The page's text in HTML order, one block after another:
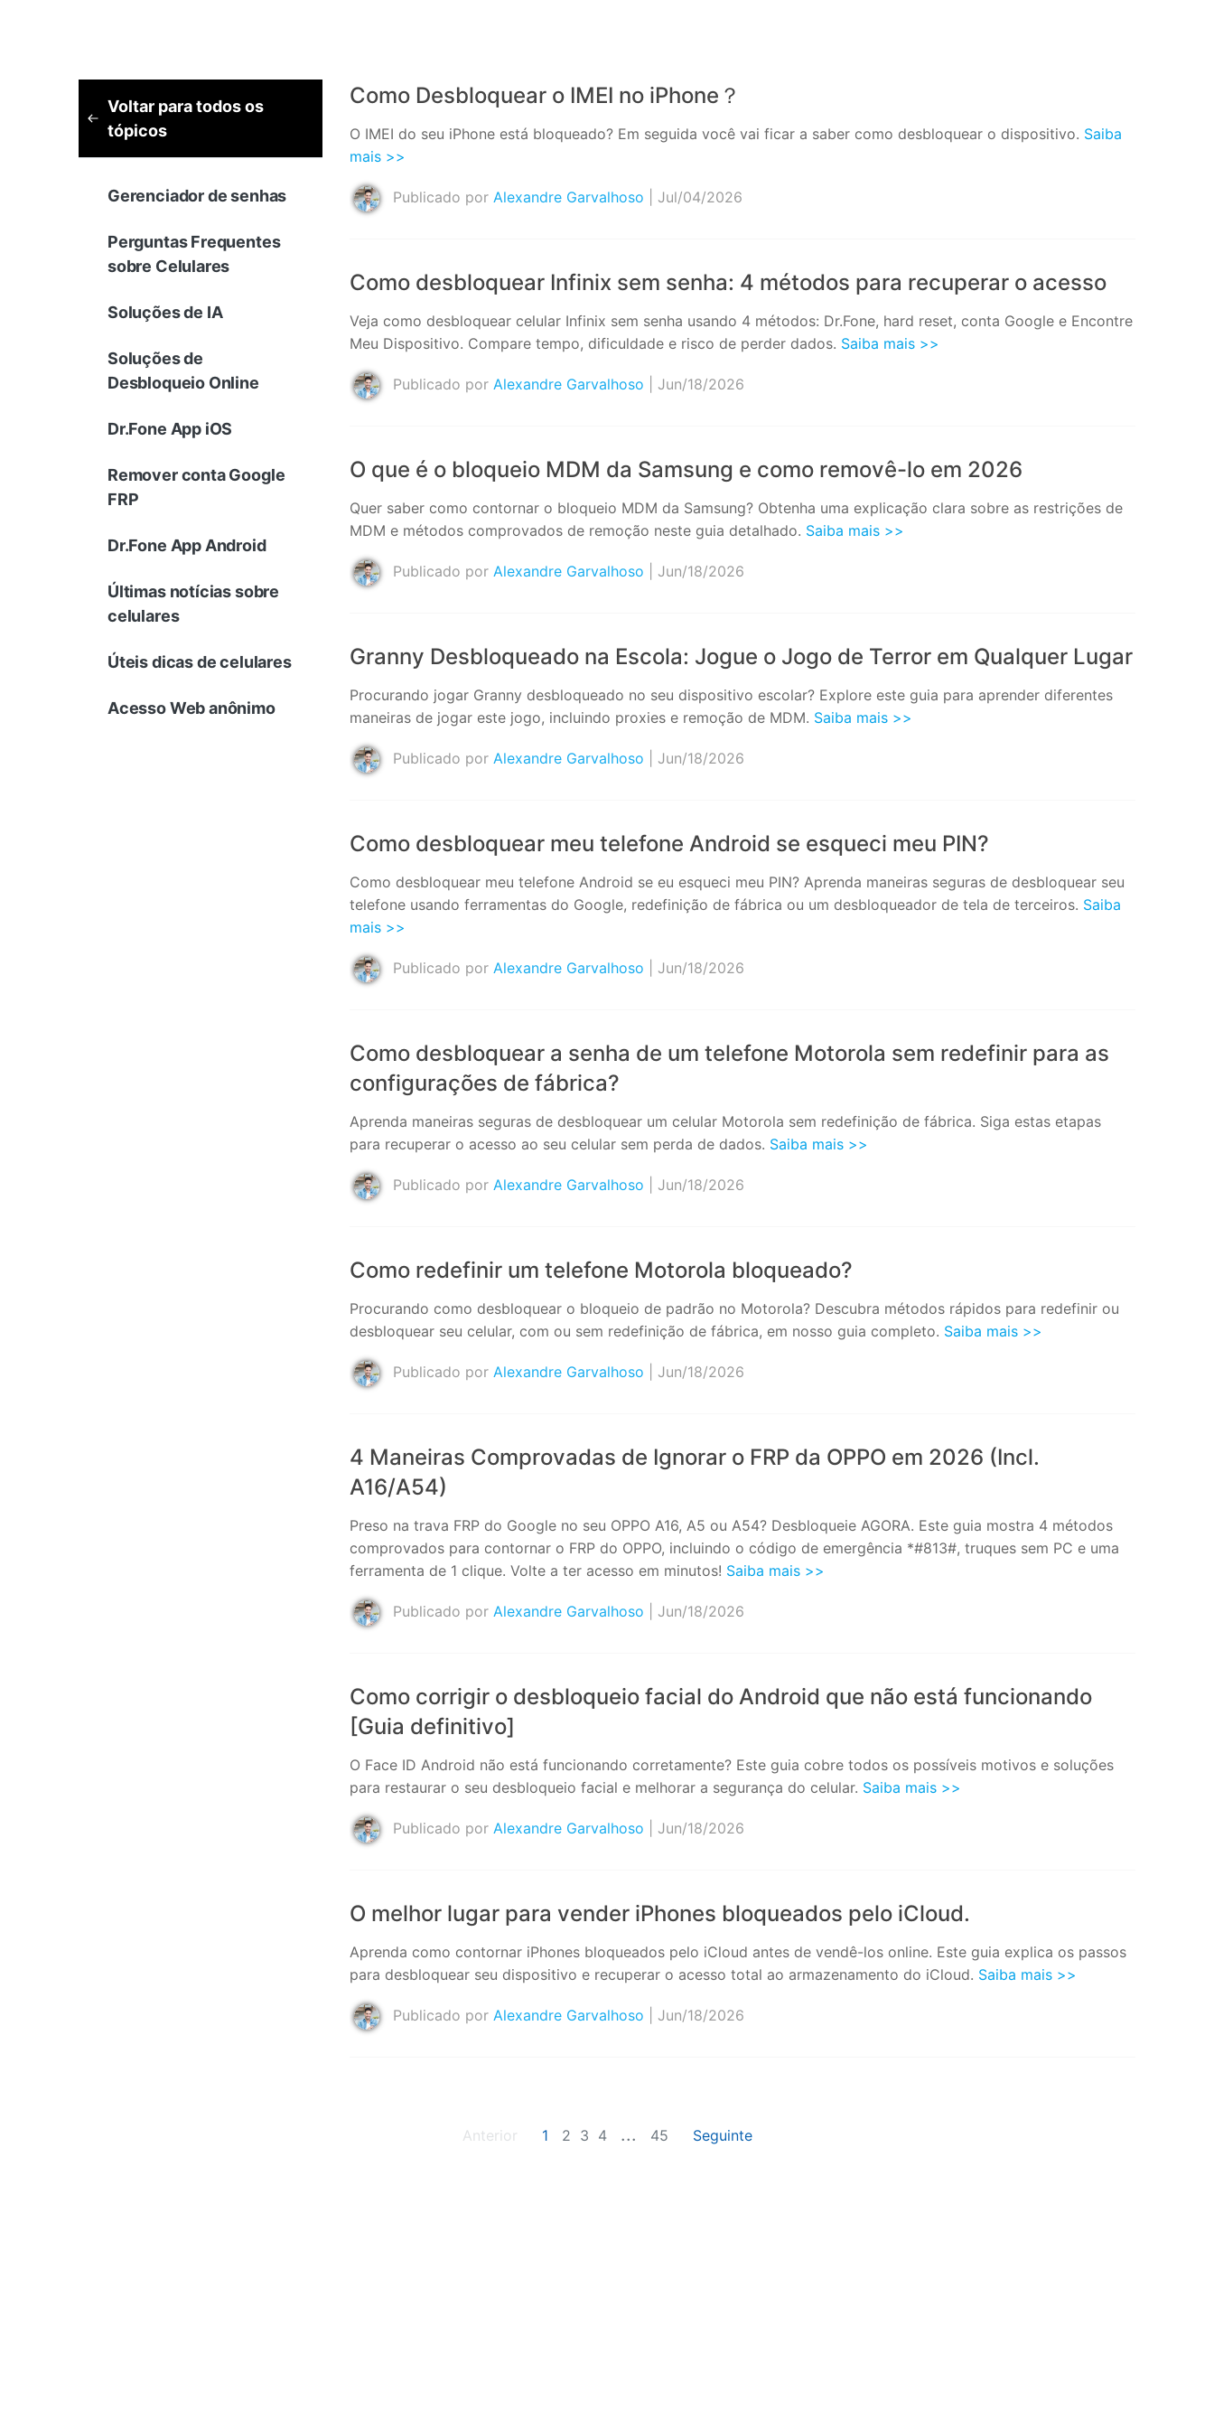
Voltar para todos os
tópicos
Gerenciador de senhas
Perguntas Frequentes
sobre Celulares
Soluções de IA
Soluções de
Desbloqueio Online
Dr.Fone App iOS
Remover conta Google
FRP
Dr.Fone App Android
Últimas notícias sobre
celulares
Úteis dicas de celulares
Acesso Web anônimo
Como Desbloquear o IMEI no iPhone？
O IMEI do seu iPhone está bloqueado? Em seguida você vai ficar a saber como desbloquear o dispositivo. Saiba
mais >>
Publicado por Alexandre Garvalhoso | Jul/04/2026
Como desbloquear Infinix sem senha: 4 métodos para recuperar o acesso
Veja como desbloquear celular Infinix sem senha usando 4 métodos: Dr.Fone, hard reset, conta Google e Encontre
Meu Dispositivo. Compare tempo, dificuldade e risco de perder dados. Saiba mais >>
Publicado por Alexandre Garvalhoso | Jun/18/2026
O que é o bloqueio MDM da Samsung e como removê-lo em 2026
Quer saber como contornar o bloqueio MDM da Samsung? Obtenha uma explicação clara sobre as restrições de
MDM e métodos comprovados de remoção neste guia detalhado. Saiba mais >>
Publicado por Alexandre Garvalhoso | Jun/18/2026
Granny Desbloqueado na Escola: Jogue o Jogo de Terror em Qualquer Lugar
Procurando jogar Granny desbloqueado no seu dispositivo escolar? Explore este guia para aprender diferentes
maneiras de jogar este jogo, incluindo proxies e remoção de MDM. Saiba mais >>
Publicado por Alexandre Garvalhoso | Jun/18/2026
Como desbloquear meu telefone Android se esqueci meu PIN?
Como desbloquear meu telefone Android se eu esqueci meu PIN? Aprenda maneiras seguras de desbloquear seu
telefone usando ferramentas do Google, redefinição de fábrica ou um desbloqueador de tela de terceiros. Saiba
mais >>
Publicado por Alexandre Garvalhoso | Jun/18/2026
Como desbloquear a senha de um telefone Motorola sem redefinir para as
configurações de fábrica?
Aprenda maneiras seguras de desbloquear um celular Motorola sem redefinição de fábrica. Siga estas etapas
para recuperar o acesso ao seu celular sem perda de dados. Saiba mais >>
Publicado por Alexandre Garvalhoso | Jun/18/2026
Como redefinir um telefone Motorola bloqueado?
Procurando como desbloquear o bloqueio de padrão no Motorola? Descubra métodos rápidos para redefinir ou
desbloquear seu celular, com ou sem redefinição de fábrica, em nosso guia completo. Saiba mais >>
Publicado por Alexandre Garvalhoso | Jun/18/2026
4 Maneiras Comprovadas de Ignorar o FRP da OPPO em 2026 (Incl.
A16/A54)
Preso na trava FRP do Google no seu OPPO A16, A5 ou A54? Desbloqueie AGORA. Este guia mostra 4 métodos
comprovados para contornar o FRP do OPPO, incluindo o código de emergência *#813#, truques sem PC e uma
ferramenta de 1 clique. Volte a ter acesso em minutos! Saiba mais >>
Publicado por Alexandre Garvalhoso | Jun/18/2026
Como corrigir o desbloqueio facial do Android que não está funcionando
[Guia definitivo]
O Face ID Android não está funcionando corretamente? Este guia cobre todos os possíveis motivos e soluções
para restaurar o seu desbloqueio facial e melhorar a segurança do celular. Saiba mais >>
Publicado por Alexandre Garvalhoso | Jun/18/2026
O melhor lugar para vender iPhones bloqueados pelo iCloud.
Aprenda como contornar iPhones bloqueados pelo iCloud antes de vendê-los online. Este guia explica os passos
para desbloquear seu dispositivo e recuperar o acesso total ao armazenamento do iCloud. Saiba mais >>
Publicado por Alexandre Garvalhoso | Jun/18/2026
Anterior 1 2 3 4 ... 45 Seguinte